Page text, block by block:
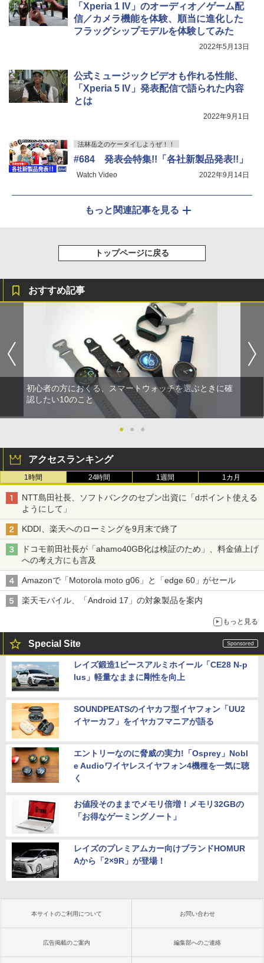
「Xperia 1 IV」のオーディオ／ゲーム配
信／カメラ機能を体験、順当に進化した
フラッグシップモデルを体験してみた
2022年5月13日
公式ミュージックビデオも作れる性能、
「Xperia 5 IV」発表配信で語られた内容
とは
2022年9月1日
法林岳之のケータイしようぜ！！
#684 発表会特集!!「各社新製品発表!!」
Watch Video 2022年9月14日
もっと関連記事を見る
トップページに戻る
おすすめ記事
初心者の方におくる、スマートウォッチを選ぶときに確
認したい10のこと
● ● ●
アクセスランキング
1時間 24時間 1週間 1カ月
NTT島田社長、ソフトバンクのセブン出資に「dポイント使える
ようにして」
KDDI、楽天へのローミングを9月末で終了
ドコモ前田社長が「ahamo40GB化は検証のため」、料金値上げ
への考え方にも言及
Amazonで「Motorola moto g06」と「edge 60」がセール
楽天モバイル、「Android 17」の対象製品を案内
もっと見る
Special Site
レイズ鍛造1ピースアルミホイール「CE28 N-p
lus」軽量なままに剛性を向上
SOUNDPEATSのイヤカフ型イヤフォン「UU2
イヤーカフ」をイヤカフマニアが語る
エントリーなのに脅威の実力!「Osprey」Nobl
e Audioワイヤレスイヤフォン4機種を一気に聴
く
お値段そのままでメモリ倍増！メモリ32GBの
「お得なゲーミングノート」
レイズのプレミアムカー向けブランドHOMUR
Aから「2×9R」が登場！
本サイトのご利用について お問い合わせ
広告掲載のご案内 編集部へのご連絡